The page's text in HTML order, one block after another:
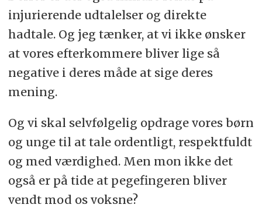
injurierende udtalelser og direkte
hadtale. Og jeg tænker, at vi ikke ønsker
at vores efterkommere bliver lige så
negative i deres måde at sige deres
mening.
Og vi skal selvfølgelig opdrage vores børn
og unge til at tale ordentligt, respektfuldt
og med værdighed. Men mon ikke det
også er på tide at pegefingeren bliver
vendt mod os voksne?